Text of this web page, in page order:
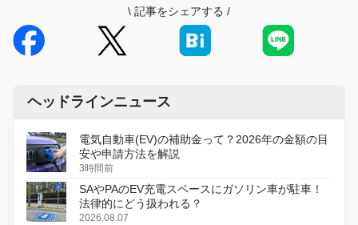
\ 記事をシェアする /
ヘッドラインニュース
電気自動車(EV)の補助金って？2026年の金額の目
安や申請方法を解説
3時間前
SAやPAのEV充電スペースにガソリン車が駐車！
法律的にどう扱われる？
2026.08.07